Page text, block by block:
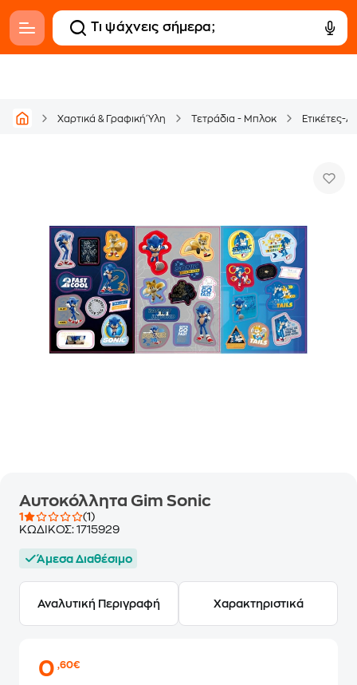
Χαρτικά & Γραφική Ύλη Τετράδια - Μπλοκ Ετικέτες-
Αυτοκόλλητα Gim Sonic
1
(1)
ΚΩΔΙΚΟΣ: 1715929
Άμεσα Διαθέσιμο
Αναλυτική Περιγραφή Χαρακτηριστικά
0,60€